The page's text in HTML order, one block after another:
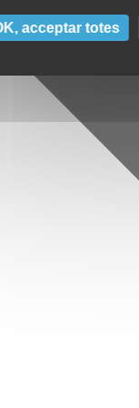
acceptar totes